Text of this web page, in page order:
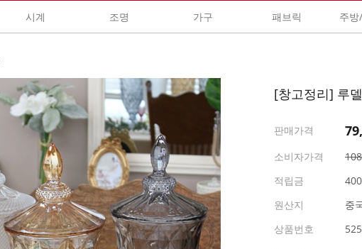
시계 조명 가구 패브릭 주
[창고정리] 루
판매가격
소비자가격
적립금
원산지
중
상품번호